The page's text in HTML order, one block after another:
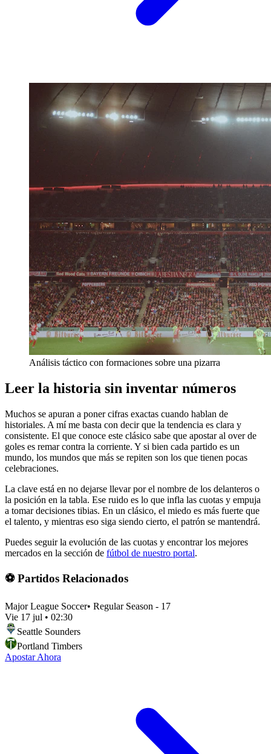
Análisis táctico con formaciones sobre una pizarra
Leer la historia sin inventar números
Muchos se apuran a poner cifras exactas cuando hablan de
historiales. A mí me basta con decir que la tendencia es clara y
consistente. El que conoce este clásico sabe que apostar al over de
goles es remar contra la corriente. Y si bien cada partido es un
mundo, los mundos que más se repiten son los que tienen pocas
celebraciones.
La clave está en no dejarse llevar por el nombre de los delanteros o
la posición en la tabla. Ese ruido es lo que infla las cuotas y empuja
a tomar decisiones tibias. En un clásico, el miedo es más fuerte que
el talento, y mientras eso siga siendo cierto, el patrón se mantendrá.
Puedes seguir la evolución de las cuotas y encontrar los mejores
mercados en la sección de fútbol de nuestro portal.
⚽ Partidos Relacionados
Major League Soccer• Regular Season - 17
Vie 17 jul • 02:30
Seattle Sounders
Portland Timbers
Apostar Ahora